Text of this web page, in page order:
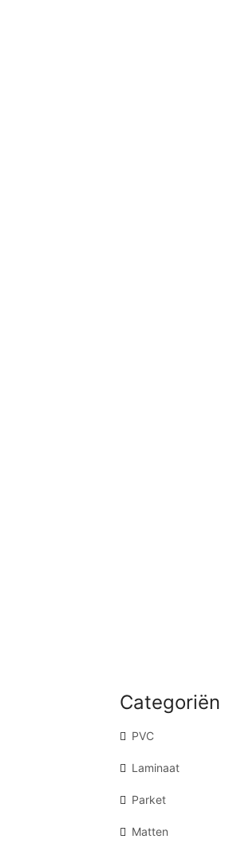
Categoriën
PVC
Laminaat
Parket
Matten